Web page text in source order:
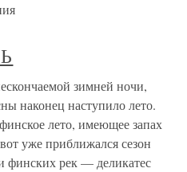
зимней ночи,
наконец наступило лето.
лето, имеющее запах
уже приближался сезон
финских рек — деликатес